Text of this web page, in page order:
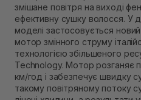
змішане повітря на виході
ефективну сушку волосся. У
моделі застосовується
мотор змінного струму
технологією збільшеного
Technology. Мотор розганяє
км/год і забезпечує швидку
такому повітряному потоку